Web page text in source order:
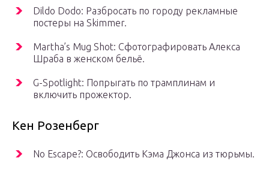
Dildo Dodo: Разбросать по городу рекламные
постеры на Skimmer.
Martha’s Mug Shot: Сфотографировать Алекса
Шраба в женском бельё.
G-Spotlight: Попрыгать по трамплинам и
включить прожектор.
Кен Розенберг
No Escape?: Освободить Кэма Джонса из тюрьмы.